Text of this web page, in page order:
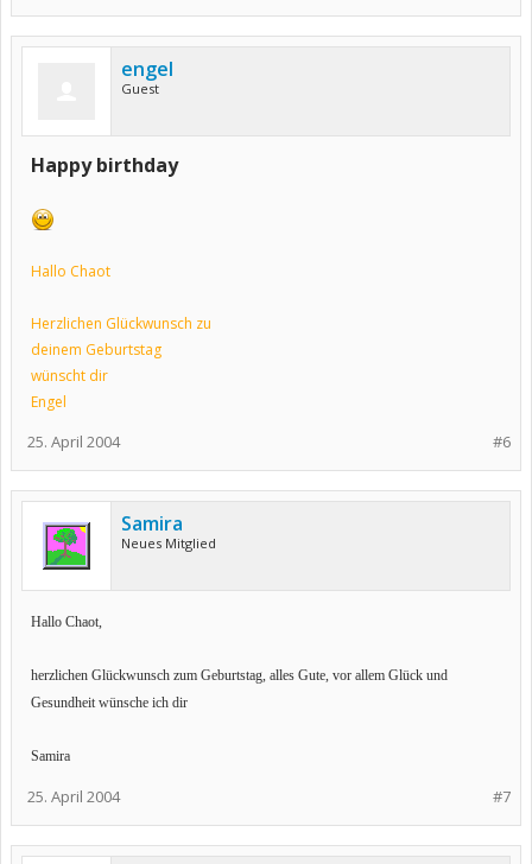
engel
Guest
Happy birthday
Hallo Chaot
Herzlichen Glückwunsch zu
deinem Geburtstag
wünscht dir
Engel
#6
25. April 2004
Samira
Neues Mitglied
Hallo Chaot,
herzlichen Glückwunsch zum Geburtstag, alles Gute, vor allem Glück und
Gesundheit wünsche ich dir
Samira
#7
25. April 2004